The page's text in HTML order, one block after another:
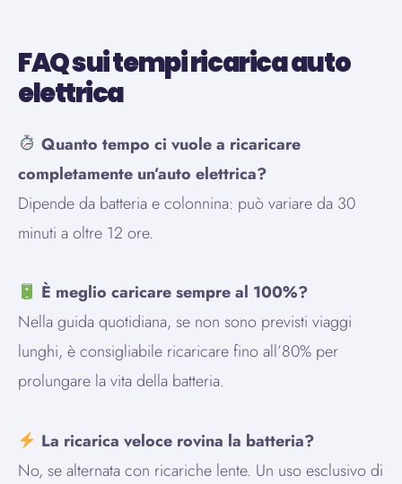
FAQ sui tempi ricarica auto
elettrica
Quanto tempo ci vuole a ricaricare
completamente un’auto elettrica?
Dipende da batteria e colonnina: può variare da 30
minuti a oltre 12 ore.
È meglio caricare sempre al 100%?
Nella guida quotidiana, se non sono previsti viaggi
lunghi, è consigliabile ricaricare fino all’80% per
prolungare la vita della batteria.
La ricarica veloce rovina la batteria?
No, se alternata con ricariche lente. Un uso esclusivo di